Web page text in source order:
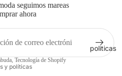
politicas
seguimos mareas
ahora
Tecnología de Shopify
y políticas